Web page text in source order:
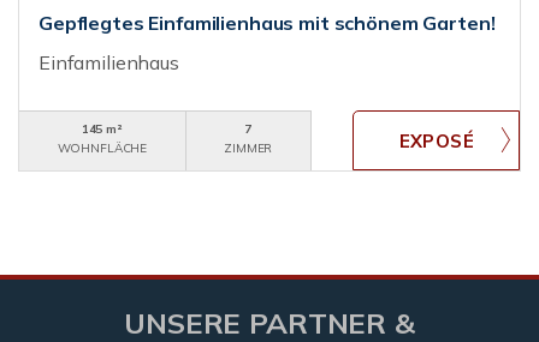
Gepflegtes Einfamilienhaus mit schönem Garten!
Einfamilienhaus
145 m²
WOHNFLÄCHE
7
ZIMMER
UNSERE PARTNER &